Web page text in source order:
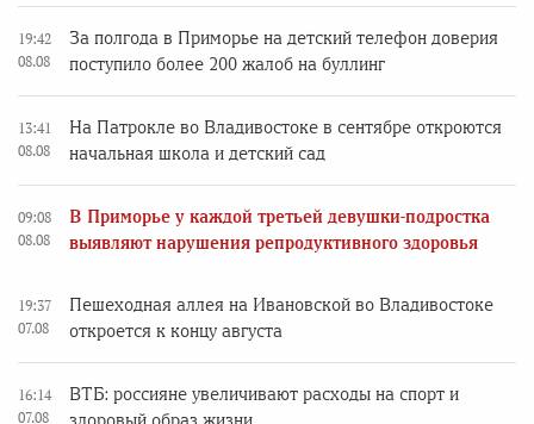
19:42
08.08
За полгода в Приморье на детский телефон доверия
поступило более 200 жалоб на буллинг
13:41
08.08
На Патрокле во Владивостоке в сентябре откроются
начальная школа и детский сад
09:08
08.08
В Приморье у каждой третьей девушки-подростка
выявляют нарушения репродуктивного здоровья
19:37
07.08
Пешеходная аллея на Ивановской во Владивостоке
откроется к концу августа
16:14
07.08
ВТБ: россияне увеличивают расходы на спорт и